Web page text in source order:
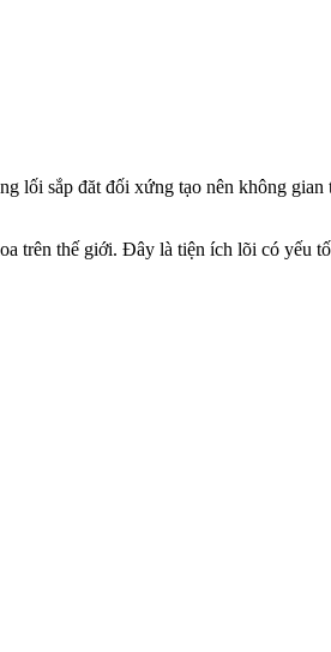
lối sắp đăt đối xứng tạo nên không
trên thế giới. Đây là tiện ích lõi có yếu